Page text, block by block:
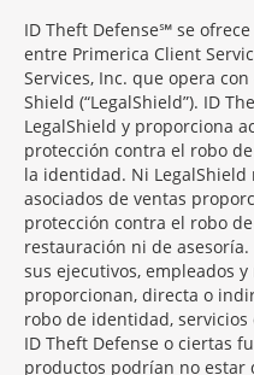
ID Theft Defense℠ se
entre Primerica Client
Services, Inc. que opera
Shield (“LegalShield”). ID
LegalShield y proporciona
protección contra el robo
la identidad. Ni LegalShield
asociados de ventas
protección contra el robo
restauración ni de
sus ejecutivos, empleados
proporcionan, directa o
robo de identidad,
ID Theft Defense o ciertas
productos podrían no estar